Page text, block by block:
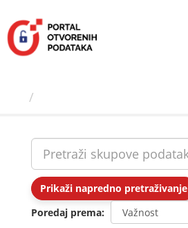
sadržaj
Prikaži napredno pretraživanje
Poredaj prema